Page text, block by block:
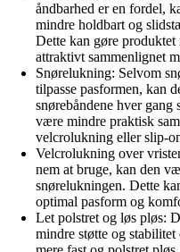
åndbarhed er en fordel,
mindre holdbart og
Dette kan gøre
attraktivt sammenlignet
Snørelukning: Selvom
tilpasse pasformen, kan
snørebåndene hver gang
være mindre praktisk
velcrolukning eller slip-
Velcrolukning over
nem at bruge, kan den
snørelukningen. Dette
optimal pasform og
Let polstret og løs pløs:
mindre støtte og